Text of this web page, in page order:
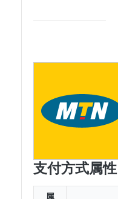
支付方式属性
属